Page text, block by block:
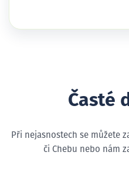
Časté
Při nejasnostech se můžete
či Chebu nebo nám